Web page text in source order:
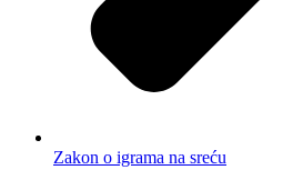
Zakon o igrama na sreću